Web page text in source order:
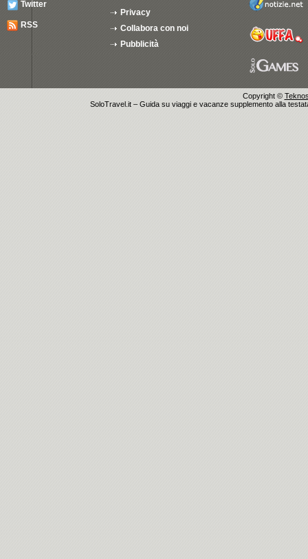
Twitter
RSS
Privacy
Collabora con noi
Pubblicità
Copyright ©
SoloTravel.it – Guida su viaggi e vacanze supplemento alla